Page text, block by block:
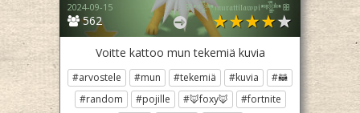
562
2024-09-15 ꕥ𒀱𝔪𝔲𝔯𝔞𝔱𝔱𝔦𝔩𝔞𝔴𝔭𝔦𒀱ꕥ
Voitte kattoo mun tekemiä kuvia
#arvostele #mun #tekemiä #kuvia
#🦝
#random
#pojille #🦊foxy🦊
#fortnite